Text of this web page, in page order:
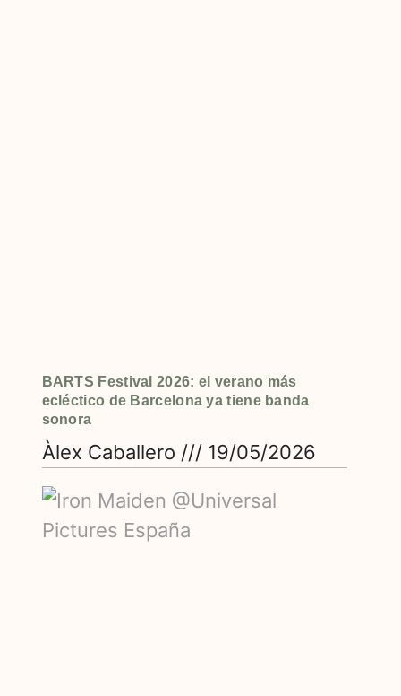
BARTS Festival 2026: el verano más
ecléctico de Barcelona ya tiene banda
sonora
Àlex Caballero 19/05/2026